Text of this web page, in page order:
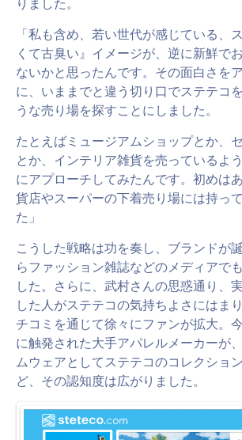
「私も含め、若い世代が感じている、
くて古臭い』イメージが、逆に新鮮で
ないかと思ったんです。その面白さを
に、いままでと違う切り口でステテコ
うな売り場を探すことにしました。
たとえばミュージアムショップとか、
とか、インテリア雑貨を売っているよ
にアプローチしてみたんです。初めは
貨店やスーパーの下着売り場には持っ
た」
こうした戦略は功を奏し、ブランドが
らファッション雑誌などのメディアで
した。さらに、武村さんの思惑通り、
した人がステテコの気持ちよさにはま
チコミを通じて徐々にファンが拡大。
に触発された大手アパレルメーカーが
ムウェアとしてステテコのコレクショ
ど、その認知度は広がりました。